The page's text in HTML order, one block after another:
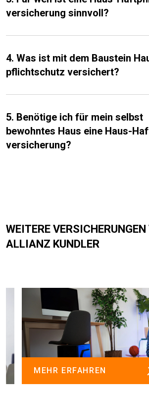
versicherung sinnvoll?
4. Was ist mit dem Baustein
pflicht­schutz versichert?
5. Benötige ich für mein selbst
bewohntes Haus eine Haus-
versicherung?
WEITERE VERSICHERUNGEN
ALLIANZ KUNDLER
MEHR ERFAHREN